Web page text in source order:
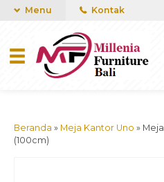
Menu Kontak
Beranda » Meja Kantor Uno »
(100cm)